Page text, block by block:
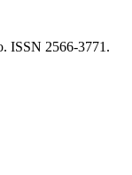
ISSN 2566-3771.